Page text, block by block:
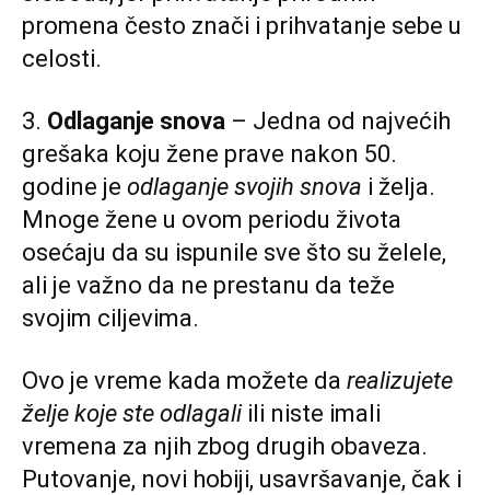
promena često znači i prihvatanje sebe u
celosti.
3. Odlaganje snova – Jedna od najvećih
grešaka koju žene prave nakon 50.
godine je odlaganje svojih snova i želja.
Mnoge žene u ovom periodu života
osećaju da su ispunile sve što su želele,
ali je važno da ne prestanu da teže
svojim ciljevima.
Ovo je vreme kada možete da realizujete
želje koje ste odlagali ili niste imali
vremena za njih zbog drugih obaveza.
Putovanje, novi hobiji, usavršavanje, čak i